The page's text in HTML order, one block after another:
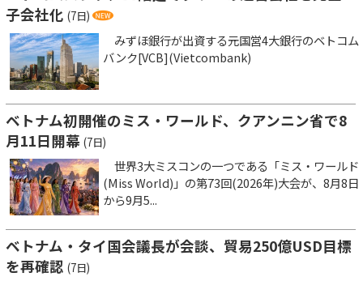
子会社化 (7日)
みずほ銀行が出資する元国営4大銀行のベトコム
バンク[VCB](Vietcombank)
ベトナム初開催のミス・ワールド、クアンニン省で8
月11日開幕 (7日)
世界3大ミスコンの一つである「ミス・ワールド
(Miss World)」の第73回(2026年)大会が、8月8日
から9月5...
ベトナム・タイ国会議長が会談、貿易250億USD目標
を再確認 (7日)